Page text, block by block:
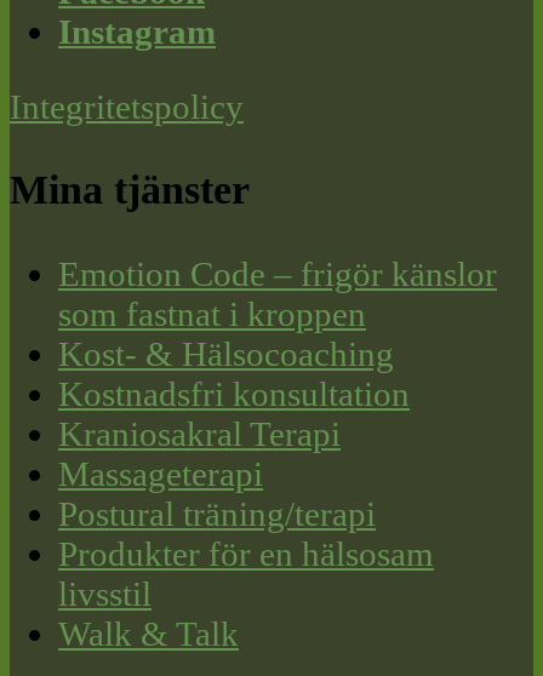
Instagram
Integritetspolicy
Mina tjänster
Emotion Code – frigör känslor
som fastnat i kroppen
Kost- & Hälsocoaching
Kostnadsfri konsultation
Kraniosakral Terapi
Massageterapi
Postural träning/terapi
Produkter för en hälsosam
livsstil
Walk & Talk